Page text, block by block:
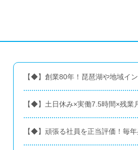
【◆】創業80年！琵琶湖や地域イ
【◆】土日休み×実働7.5時間×残業
【◆】頑張る社員を正当評価！毎